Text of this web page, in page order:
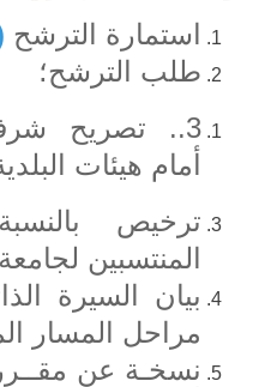
استمارة الترشح
طلب الترشح؛
3..
تصريح
أمام هيئات
ترخيص
المنتسبين
بيان السيرة
مراحل المسار
نسخـة عن